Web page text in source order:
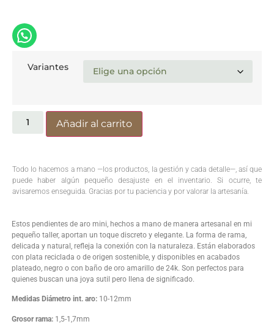
Variantes
Añadir al carrito
Todo lo hacemos a mano —los productos, la gestión y cada detalle—, así que
puede haber algún pequeño desajuste en el inventario. Si ocurre, te
avisaremos enseguida. Gracias por tu paciencia y por valorar la artesanía.
Estos pendientes de aro mini, hechos a mano de manera artesanal en mi
pequeño taller, aportan un toque discreto y elegante. La forma de rama,
delicada y natural, refleja la conexión con la naturaleza. Están elaborados
con plata reciclada o de origen sostenible, y disponibles en acabados
plateado, negro o con baño de oro amarillo de 24k. Son perfectos para
quienes buscan una joya sutil pero llena de significado.
Medidas Diámetro int. aro: 10-12mm
Grosor rama: 1,5-1,7mm